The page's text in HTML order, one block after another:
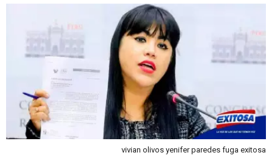
vivian olivos yenifer paredes fuga exitosa